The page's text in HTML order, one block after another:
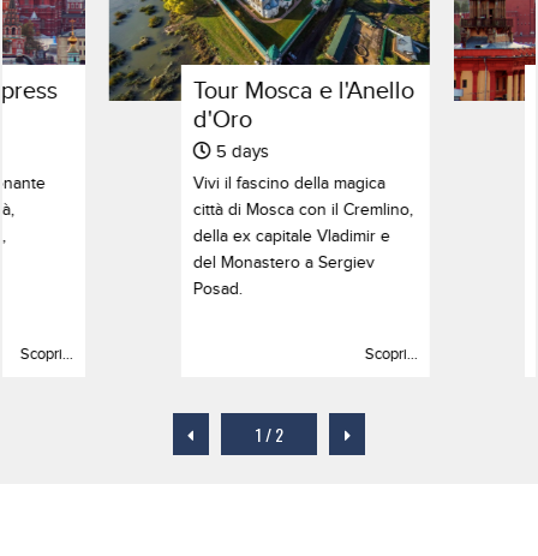
Scopri...
Tour Mosca e l'Anello
d'Oro
5 days
Vivi il fascino della magica
città di Mosca con il Cremlino,
della ex capitale Vladimir e
del Monastero a Sergiev
Posad.
Scopri...
1/ 2